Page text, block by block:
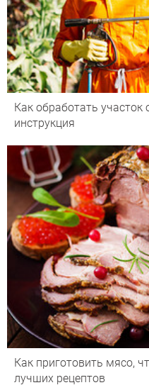
Как обработать участок
инструкция
Как приготовить мясо,
лучших рецептов